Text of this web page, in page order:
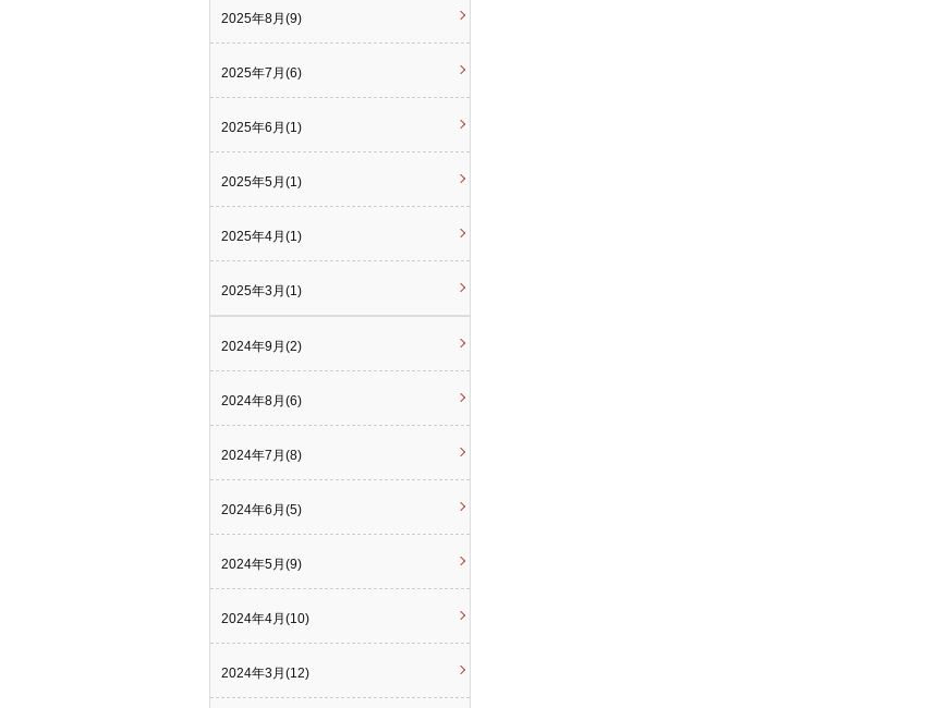
2025年8月(9)
2025年7月(6)
2025年6月(1)
2025年5月(1)
2025年4月(1)
2025年3月(1)
2024年9月(2)
2024年8月(6)
2024年7月(8)
2024年6月(5)
2024年5月(9)
2024年4月(10)
2024年3月(12)